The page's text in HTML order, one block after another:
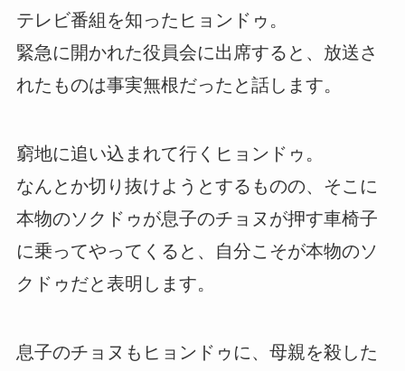
テレビ番組を知ったヒョンドゥ。
緊急に開かれた役員会に出席すると、放送さ
れたものは事実無根だったと話します。
窮地に追い込まれて行くヒョンドゥ。
なんとか切り抜けようとするものの、そこに
本物のソクドゥが息子のチョヌが押す車椅子
に乗ってやってくると、自分こそが本物のソ
クドゥだと表明します。
息子のチョヌもヒョンドゥに、母親を殺した